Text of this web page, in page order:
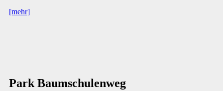
[mehr]
Park Baumschulenweg